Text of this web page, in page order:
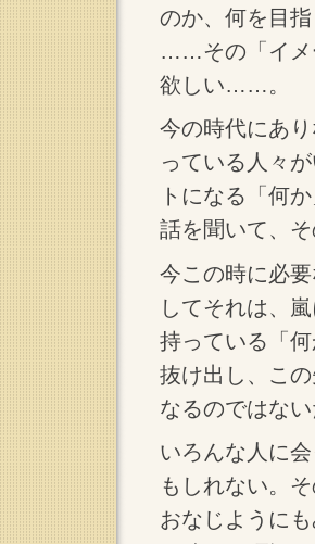
のか、何を目
……その「イメ
欲しい……。
今の時代にあ
っている人々
トになる「何
話を聞いて、
今この時に必
してそれは、
持っている「
抜け出し、こ
なるのではな
いろんな人に
もしれない。
おなじように